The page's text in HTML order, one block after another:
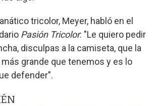
tricolor, Meyer, habló en el
Pasión Tricolor: "Le quiero pedir
disculpas a la camiseta, que la
grande que tenemos y es lo
defender".